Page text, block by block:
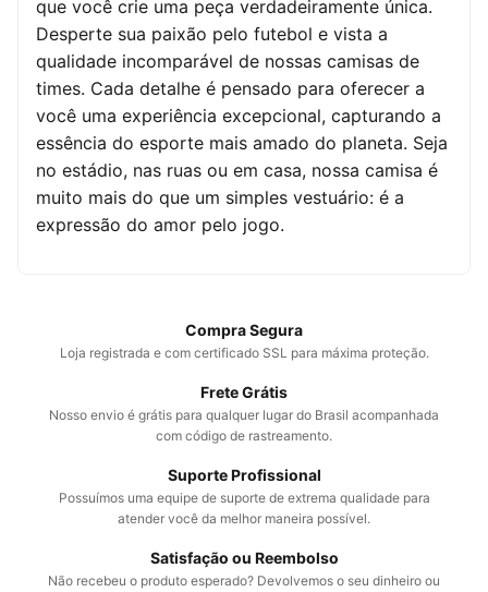
que você crie uma peça verdadeiramente única.
Desperte sua paixão pelo futebol e vista a
qualidade incomparável de nossas camisas de
times. Cada detalhe é pensado para oferecer a
você uma experiência excepcional, capturando a
essência do esporte mais amado do planeta. Seja
no estádio, nas ruas ou em casa, nossa camisa é
muito mais do que um simples vestuário: é a
expressão do amor pelo jogo.
Compra Segura
Loja registrada e com certificado SSL para máxima proteção.
Frete Grátis
Nosso envio é grátis para qualquer lugar do Brasil acompanhada
com código de rastreamento.
Suporte Profissional
Possuímos uma equipe de suporte de extrema qualidade para
atender você da melhor maneira possível.
Satisfação ou Reembolso
Não recebeu o produto esperado? Devolvemos o seu dinheiro ou